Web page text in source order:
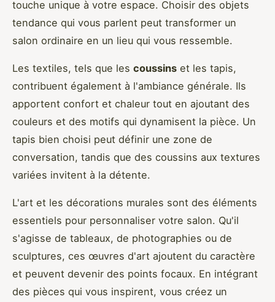
touche unique à votre espace. Choisir des objets
tendance qui vous parlent peut transformer un
salon ordinaire en un lieu qui vous ressemble.
Les textiles, tels que les coussins et les tapis,
contribuent également à l'ambiance générale. Ils
apportent confort et chaleur tout en ajoutant des
couleurs et des motifs qui dynamisent la pièce. Un
tapis bien choisi peut définir une zone de
conversation, tandis que des coussins aux textures
variées invitent à la détente.
L'art et les décorations murales sont des éléments
essentiels pour personnaliser votre salon. Qu'il
s'agisse de tableaux, de photographies ou de
sculptures, ces œuvres d'art ajoutent du caractère
et peuvent devenir des points focaux. En intégrant
des pièces qui vous inspirent, vous créez un